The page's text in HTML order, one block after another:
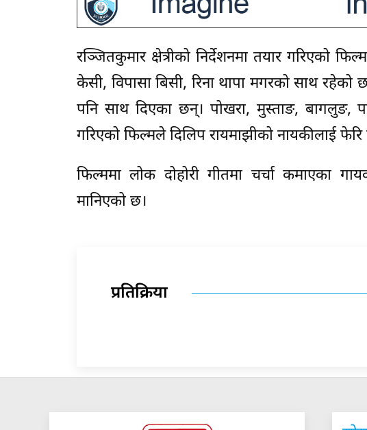
रञ्जितकुमार क्षेत्रीको निर्देशनमा तयार गरिएको
केसी, विपासा बिसी, रिना थापा मगरको साथ रहेको
पनि साथ दिएका छन्। पोखरा, मुस्ताङ, बागलुङ,
गरिएको फिल्मले दिलिप रायमाझीको नायकीलाई
फिल्ममा लोक दोहोरी गीतमा चर्चा कमाएका
मानिएको छ।
प्रतिक्रिया